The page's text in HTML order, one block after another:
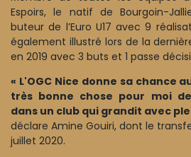
Espoirs, le natif de Bourgoin-
buteur de l’Euro U17 avec 9
également illustré lors de la
en 2019 avec 3 buts et 1 passe
« L'OGC Nice donne sa chance
très bonne chose pour moi
dans un club qui grandit avec
déclare Amine Gouiri, dont le
juillet 2020.